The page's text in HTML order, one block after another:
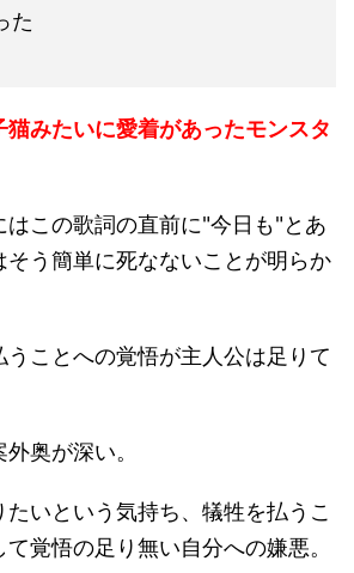
た
猫みたいに愛着があったモンスタ
はこの歌詞の直前に"今日も"とあ
そう簡単に死なないことが明らか
ことへの覚悟が主人公は足りて
奥が深い。
いという気持ち、犠牲を払うこ
覚悟の足り無い自分への嫌悪。